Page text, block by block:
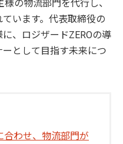
の物流部門を代行し、
います。代表取締役の
、ロジザードZEROの導
として目指す未来につ
合わせ、物流部門が